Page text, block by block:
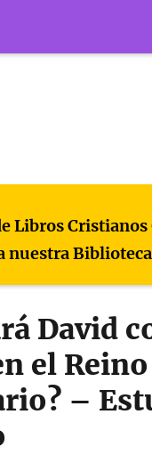
Libros Cristianos
nuestra
David
el Reino
–